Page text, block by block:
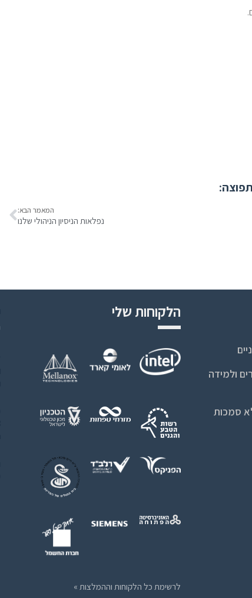
המאמר הבא:
נפלאות הניסיון הניהולי שלנו
ולמידה
סמכות
הלקוחות שלי
לרשימת כל הלקוחות וההמלצות »